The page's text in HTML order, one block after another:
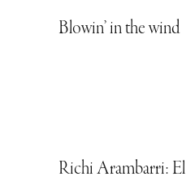
Blowin’ in the wind
Richi Arambarri: El